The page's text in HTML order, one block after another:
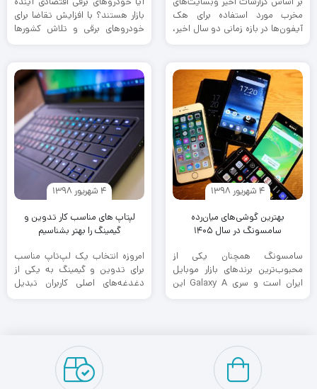
مخرب مورد استفاده برای هک
آیفون‌ها در بازه زمانی دو سال اخیر،
بازار هستند؟ با افزایش تقاضا برای
خودروهای برقی و تلاش کشورها
4 شهریور 1398
بهترین گوشی‌های میان‌رده
سامسونگ در سال ۱۴۰۵
سامسونگ همچنان یکی از
محبوب‌ترین برندهای بازار موبایل
ایران است و سری Galaxy A این
4 شهریور 1398
لپتاپ های مناسب کار تدوین و
گیمینگ را بهتر بشناسیم
امروزه انتخاب یک لپ‌تاپ مناسب
برای تدوین و گیمینگ به یکی از
دغدغه‌های اصلی کاربران تبدیل